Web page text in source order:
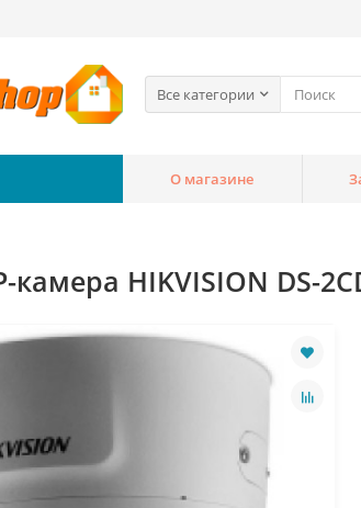
Все категории
О магазине
камера HIKVISION DS-